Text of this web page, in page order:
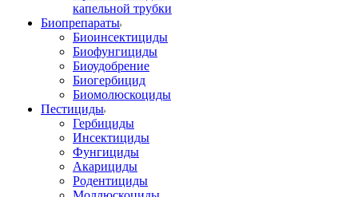
капельной трубки
Биопрепараты
Биоинсектициды
Биофунгициды
Биоудобрение
Биогербицид
Биомолюскоциды
Пестициды
Гербициды
Инсектициды
Фунгициды
Акарициды
Родентициды